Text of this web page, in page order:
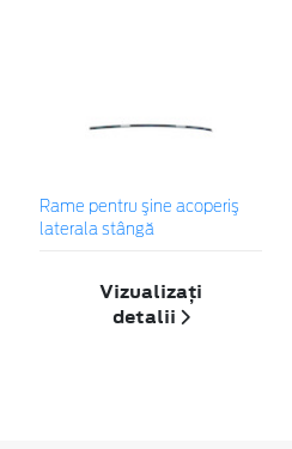
Rame pentru şine acoperiş
laterala stângă
Vizualizați
detalii